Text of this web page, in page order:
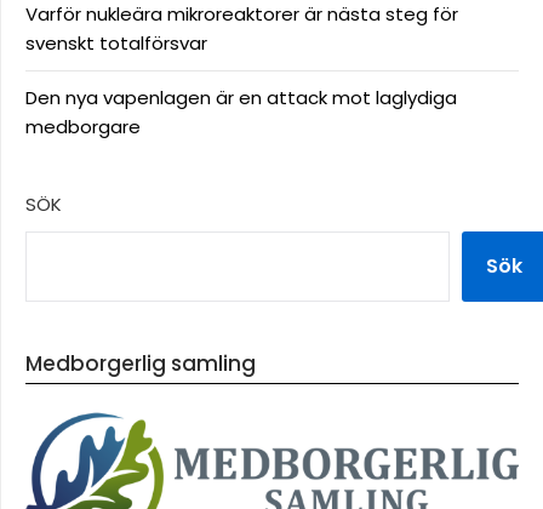
Varför nukleära mikroreaktorer är nästa steg för
svenskt totalförsvar
Den nya vapenlagen är en attack mot laglydiga
medborgare
SÖK
Sök
Medborgerlig samling